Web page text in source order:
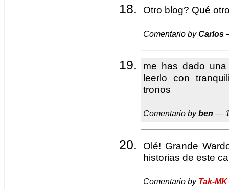
Otro blog? Qué
Comentario byCarlos
me has dado
leerlo con
tronos
Comentario byben —
Olé! Grande
historias de este
Comentario by Tak-MK